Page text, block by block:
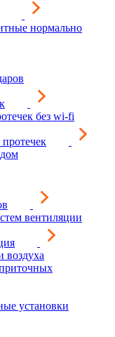
нормально
без wi-fi
вентиляции
воздуха
установки